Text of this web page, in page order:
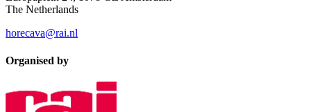
The Netherlands
horecava@rai.nl
Organised by